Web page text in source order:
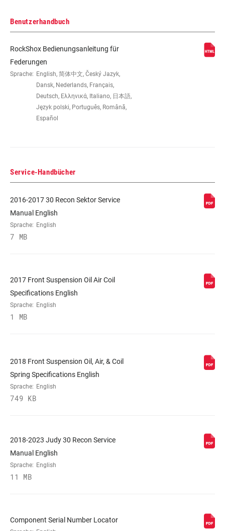
LAUFRADGRÖSSE
FEDERWEG (MM)
100mm, 120mm, 130mm,
140mm, 150mm, 80mm, 90mm
GABELVERSATZ
FARBE (FS)
Diffusion Black, Gloss Black,
STEUERROHR 1-1/8" Aluminum, Tapered
ACHSE
DÄMPFEREINSTELLUNG
VOLUMENREDUZIERER n/a
Benutzerhandbuch
RockShox Bedienungsanleitung für
Federungen
Sprache: English, 简体中文, Český Jazyk,
Dansk, Nederlands, Français,
Deutsch, Ελληνικά, Italiano, 日本語,
Język polski, Português, Română,
Español
Service-Handbücher
2016-2017 30 Recon Sektor Service
Manual English
Sprache: English
7 MB
2017 Front Suspension Oil Air Coil
Specifications English
Sprache: English
1 MB
2018 Front Suspension Oil, Air, & Coil
Spring Specifications English
Sprache: English
749 KB
2018-2023 Judy 30 Recon Service
Manual English
Sprache: English
11 MB
Component Serial Number Locator